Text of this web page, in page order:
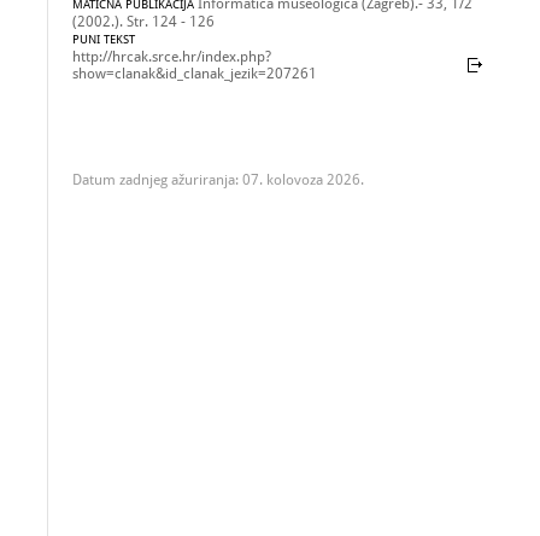
MATIČNA PUBLIKACIJA Informatica museologica (Zagreb).- 33, 1/2
(2002.). Str. 124 - 126
PUNI TEKST
http://hrcak.srce.hr/index.php?
show=clanak&id_clanak_jezik=207261
Datum zadnjeg ažuriranja: 07. kolovoza 2026.